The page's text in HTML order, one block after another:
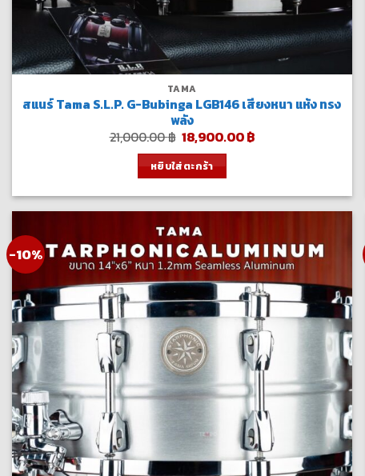
TAMA
สแนร์ Tama S.L.P. G-Bubinga LGB146 เสียงหนา แห้ง ทรง
พลัง
21,000.00฿ Original
price
was:
21,000.00 ฿.
18,900.00฿Current
หยิบใส่ตะกร้า
-10%